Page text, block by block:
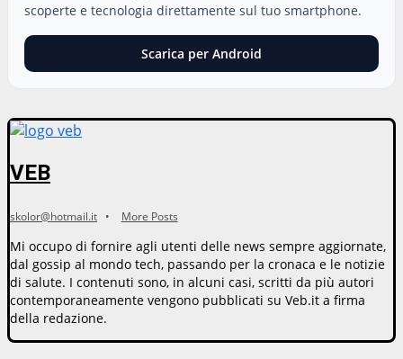
scoperte e tecnologia direttamente sul tuo smartphone.
Scarica per Android
VEB
skolor@hotmail.it • More Posts
Mi occupo di fornire agli utenti delle news sempre aggiornate,
dal gossip al mondo tech, passando per la cronaca e le notizie
di salute. I contenuti sono, in alcuni casi, scritti da più autori
contemporaneamente vengono pubblicati su Veb.it a firma
della redazione.